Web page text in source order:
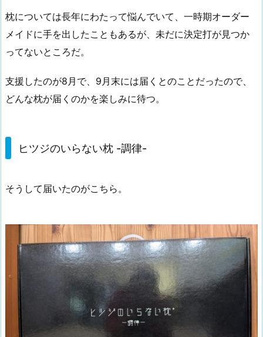
枕については長年にわたって悩んでいて、一時期オーダー
メイドに手を出したこともあるが、未だに決定打が見つか
ってないところだ。
支援したのが8月で、9月末には届くとのことだったので、
どんな枕が届くのかを楽しみに待つ。
ヒツジのいらない枕 -調律-
そうして届いたのがこちら。